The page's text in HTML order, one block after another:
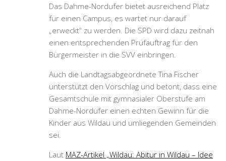
Das Dahme-Nordufer bietet ausreichend Platz
für einen Campus, es wartet nur darauf
„erweckt“ zu werden. Die SPD wird dazu zeitnah
einen entsprechenden Prüfauftrag für den
Bürgermeister in die SVV einbringen.
Auch die Landtagsabgeordnete Tina Fischer
unterstützt den Vorschlag und betont, dass eine
Gesamtschule mit gymnasialer Oberstufe am
Dahme-Nordufer einen echten Gewinn für die
Kinder aus Wildau und umliegenden Gemeinden
sei.
Laut MAZ-Artikel „Wildau: Abitur in Wildau – Idee